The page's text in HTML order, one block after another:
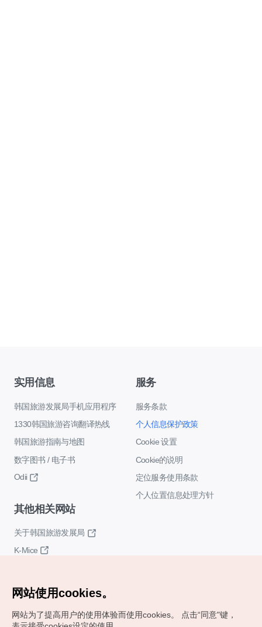
实用信息
韩国旅游发展局手机应用程序
1330韩国旅游咨询翻译热线
韩国旅游指南与地图
数字图书 / 电子书
Odii
服务
服务条款
个人信息保护政策
Cookie 设置
Cookie的说明
定位服务使用条款
个人位置信息处理方针
其他相关网站
关于韩国旅游发展局
K-Mice
网站使用cookies。
网站为了提高用户的使用体验而使用cookies。
点击“同意"键，